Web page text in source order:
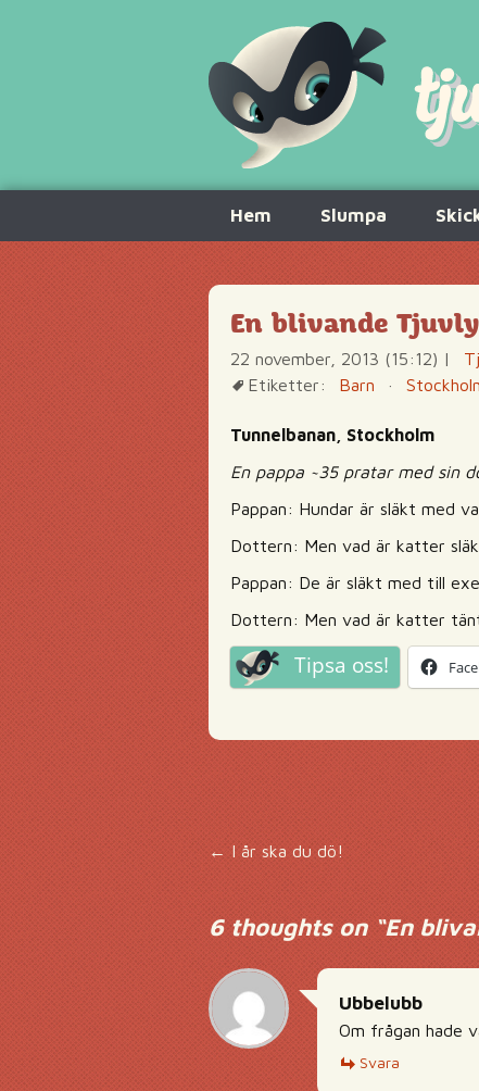
innehåll
Hem Slumpa
En blivande
22 november, 2013 (15:12) |
Etiketter:
Barn ·
Tunnelbanan, Stockholm
En pappa ~35 pratar med sin
Pappan: Hundar är släkt med
Dottern: Men vad är katter
Pappan: De är släkt med till
Dottern: Men vad är katter
Tipsa oss!
Inläggsnavigering
←I år ska du dö!
6 thoughts on “En
Ubbelubb
Om frågan hade
Svara